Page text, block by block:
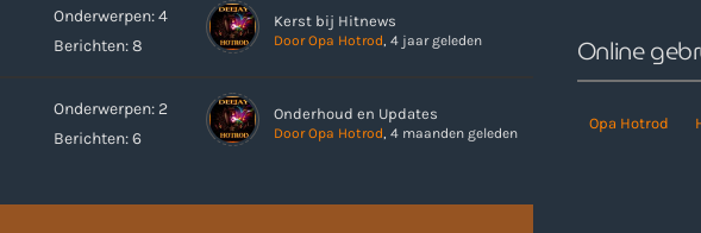
Onze Non-Stop draait 24/7 op de uren als er geen Live-Dj
Non-Stop verzoekjes aanvragen. Klik in het menu op
Nieuws
Onderwerpen: 4
Berichten: 8
Kerst bij Hitnews
Door Opa Hotrod , 4 jaar geleden
Onderwerpen: 2
Berichten: 6
Onderhoud en Updates
Door Opa Hotrod , 4 maanden geleden
Online
Opa Hotrod